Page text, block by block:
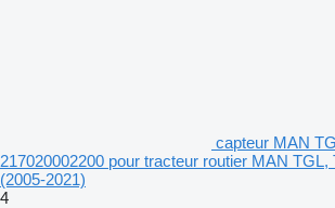
capteur MAN
217020002200 pour tracteur routier MAN
(2005-2021)
4